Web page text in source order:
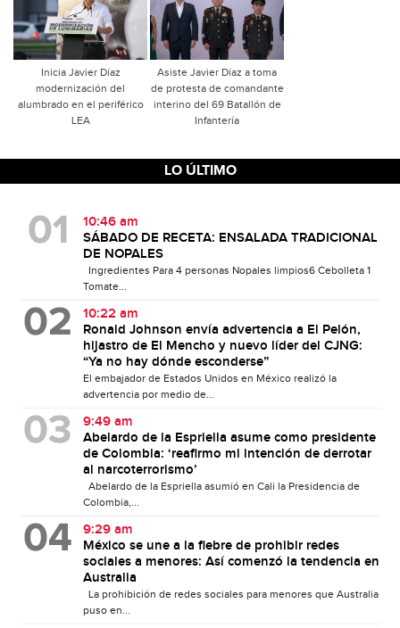
Inicia Javier Díaz
modernización del
alumbrado en el periférico
LEA
Asiste Javier Díaz a toma
de protesta de comandante
interino del 69 Batallón de
Infantería
LO ÚLTIMO
10:46 am
SÁBADO DE RECETA: ENSALADA TRADICIONAL
DE NOPALES
Ingredientes Para 4 personas Nopales limpios6 Cebolleta 1
Tomate...
10:22 am
Ronald Johnson envía advertencia a El Pelón,
hijastro de El Mencho y nuevo líder del CJNG:
“Ya no hay dónde esconderse”
El embajador de Estados Unidos en México realizó la
advertencia por medio de...
9:49 am
Abelardo de la Espriella asume como presidente
de Colombia: ‘reafirmo mi intención de derrotar
al narcoterrorismo’
Abelardo de la Espriella asumió en Cali la Presidencia de
Colombia,...
9:29 am
México se une a la fiebre de prohibir redes
sociales a menores: Así comenzó la tendencia en
Australia
La prohibición de redes sociales para menores que Australia
puso en...